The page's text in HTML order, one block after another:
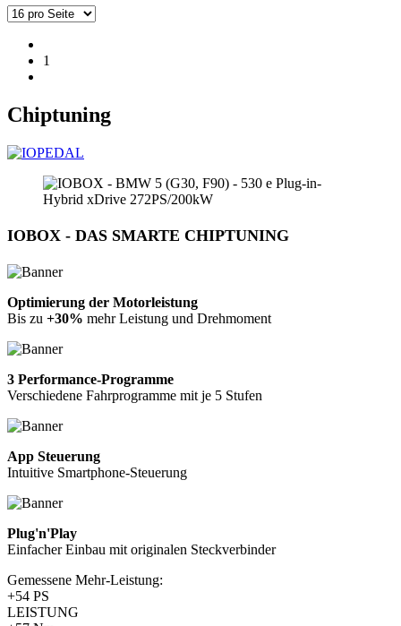
1
Chiptuning
IOBOX - DAS SMARTE CHIPTUNING
Optimierung der Motorleistung
Bis zu +30% mehr Leistung und Drehmoment
3 Performance-Programme
Verschiedene Fahrprogramme mit je 5 Stufen
App Steuerung
Intuitive Smartphone-Steuerung
Plug'n'Play
Einfacher Einbau mit originalen Steckverbinder
Gemessene Mehr-Leistung:
+54 PS
LEISTUNG